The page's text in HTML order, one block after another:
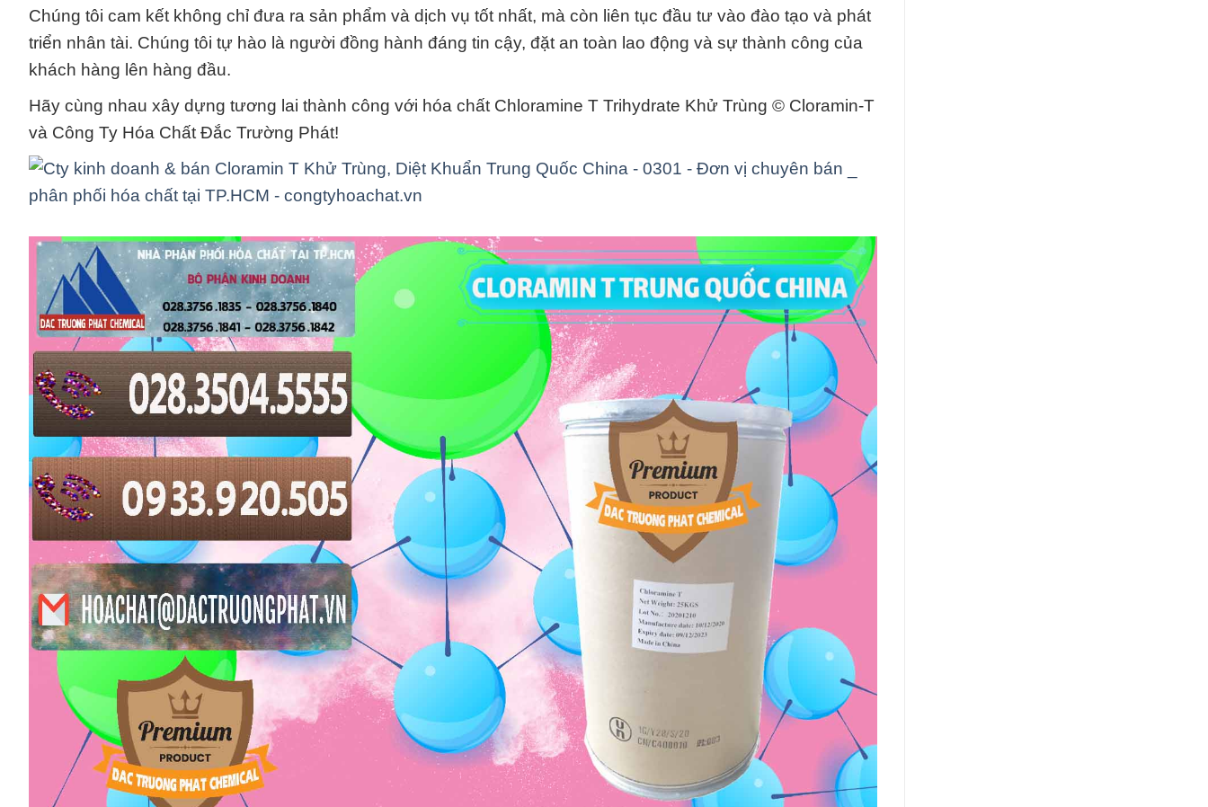
Chúng tôi cam kết không chỉ đưa ra sản phẩm và dịch vụ tốt nhất, mà còn liên tục đầu tư vào đào tạo và phát
triển nhân tài. Chúng tôi tự hào là người đồng hành đáng tin cậy, đặt an toàn lao động và sự thành công của
khách hàng lên hàng đầu.
Hãy cùng nhau xây dựng tương lai thành công với hóa chất Chloramine T Trihydrate Khử Trùng © Cloramin-T
và Công Ty Hóa Chất Đắc Trường Phát!